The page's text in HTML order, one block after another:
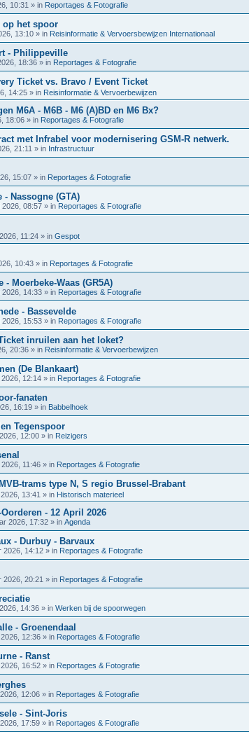
10:31 » in Reportages & Fotografie
op het spoor
13:10 » in Reisinformatie & Vervoersbewijzen Internationaal
- Philippeville
18:36 » in Reportages & Fotografie
Ticket vs. Bravo / Event Ticket
14:25 » in Reisinformatie & Vervoerbewijzen
M6A - M6B - M6 (A)BD en M6 Bx?
18:06 » in Reportages & Fotografie
met Infrabel voor modernisering GSM-R netwerk.
21:11 » in Infrastructuur
15:07 » in Reportages & Fotografie
- Nassogne (GTA)
2026, 08:57 » in Reportages & Fotografie
11:24 » in Gespot
10:43 » in Reportages & Fotografie
- Moerbeke-Waas (GR5A)
2026, 14:33 » in Reportages & Fotografie
- Bassevelde
2026, 15:53 » in Reportages & Fotografie
inruilen aan het loket?
20:36 » in Reisinformatie & Vervoerbewijzen
(De Blankaart)
12:14 » in Reportages & Fotografie
fanaten
16:19 » in Babbelhoek
Tegenspoor
12:00 » in Reizigers
11:46 » in Reportages & Fotografie
trams type N, S regio Brussel-Brabant
13:41 » in Historisch materieel
- 12 April 2026
2026, 17:32 » in Agenda
- Durbuy - Barvaux
2026, 14:12 » in Reportages & Fotografie
2026, 20:21 » in Reportages & Fotografie
14:36 » in Werken bij de spoorwegen
- Groenendaal
12:36 » in Reportages & Fotografie
- Ranst
16:52 » in Reportages & Fotografie
12:06 » in Reportages & Fotografie
- Sint-Joris
17:59 » in Reportages & Fotografie